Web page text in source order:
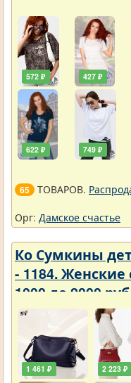
572 ₽
622 ₽
427 ₽
749 ₽
65 ТОВАРОВ.
Орг: Дамское счастье
Ко Сумкины
- 1184.
1000 до 2000
1 461 ₽ 2 223 ₽